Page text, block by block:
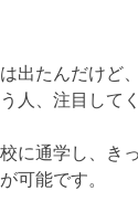
出たんだけど
人、注目して
に通学し、き
可能です。